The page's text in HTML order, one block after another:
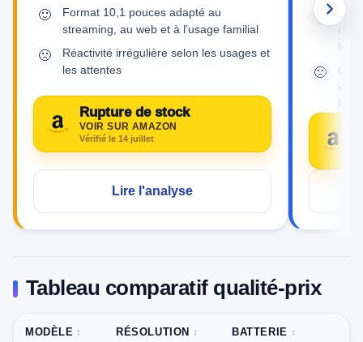
🙂
Format 10,1 pouces adapté au
streaming, au web et à l’usage familial
🙁
Réactivité irrégulière selon les usages et
les attentes
Rupture de stock
VOIR SUR AMAZON
Vérifié le 14 juillet
Lire l'analyse
🙂
🙁
Tableau comparatif qualité-prix
MODÈLE RÉSOLUTION BATTERIE